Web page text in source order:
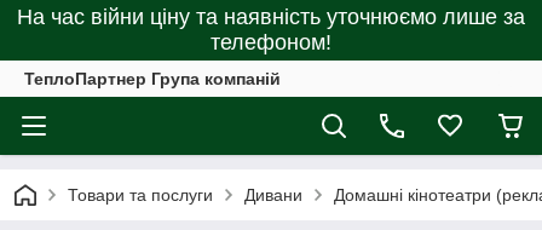
На час війни ціну та наявність уточнюємо лише за
телефоном!
ТеплоПартнер Група компаній
Товари та послуги Дивани Домашні кінотеатри